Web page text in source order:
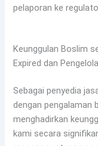
pelaporan ke
Keunggulan Boslim
Expired dan
Sebagai penyedia
dengan pengalaman
menghadirkan
kami secara